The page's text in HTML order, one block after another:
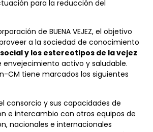
para la reducción del
de BUENA VEJEZ, el objetivo
a la sociedad de conocimiento
y los estereotipos de la vejez
activo y saludable.
CM tiene marcados los siguientes
consorcio y sus capacidades de
e intercambio con otros equipos de
nacionales e internacionales